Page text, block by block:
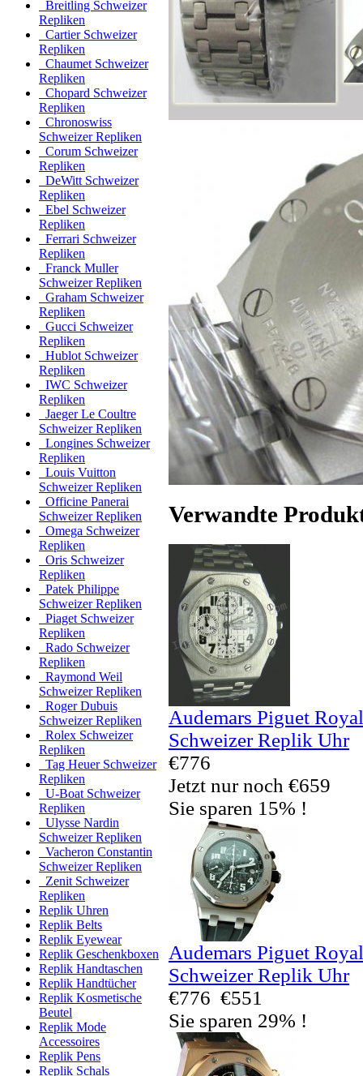
Breitling Schweizer
Repliken
Cartier Schweizer
Repliken
Chaumet Schweizer
Repliken
Chopard Schweizer
Repliken
Chronoswiss
Schweizer Repliken
Corum Schweizer
Repliken
DeWitt Schweizer
Repliken
Ebel Schweizer
Repliken
Ferrari Schweizer
Repliken
Franck Muller
Schweizer Repliken
Graham Schweizer
Repliken
Gucci Schweizer
Repliken
Hublot Schweizer
Repliken
IWC Schweizer
Repliken
Jaeger Le Coultre
Schweizer Repliken
Longines Schweizer
Repliken
Louis Vuitton
Schweizer Repliken
Officine Panerai
Schweizer Repliken
Omega Schweizer
Repliken
Oris Schweizer
Repliken
Patek Philippe
Schweizer Repliken
Piaget Schweizer
Repliken
Rado Schweizer
Repliken
Raymond Weil
Schweizer Repliken
Roger Dubuis
Schweizer Repliken
Rolex Schweizer
Repliken
Tag Heuer Schweizer
Repliken
U-Boat Schweizer
Repliken
Ulysse Nardin
Schweizer Repliken
Vacheron Constantin
Schweizer Repliken
Zenit Schweizer
Repliken
Replik Uhren
Replik Belts
Replik Eyewear
Replik Geschenkboxen
Replik Handtaschen
Replik Handtücher
Replik Kosmetische
Beutel
Replik Mode
Accessoires
Replik Pens
Replik Schals
Verwandte
Audemars Piguet
Schweizer Replik Uhr
€776
Jetzt nur noch €659
Sie sparen 15% !
Audemars Piguet
Schweizer Replik Uhr
€776 €551
Sie sparen 29% !